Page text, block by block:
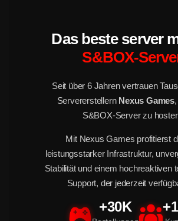
Das beste server
S&BOX-
Seit über 6 Jahren vertrauen
Servererstellern Nexus Games
S&BOX-Server zu
Mit Nexus Games profitierst
leistungsstarker Infrastruktur,
Stabilität und einem hochreaktiven
Support, der jederzeit
+30K